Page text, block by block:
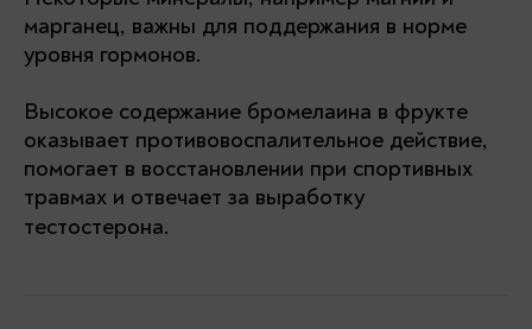
марганец, важны для поддержания в норме
уровня гормонов.
Высокое содержание бромелаина в фрукте
оказывает противовоспалительное действие,
помогает в восстановлении при спортивных
травмах и отвечает за выработку
тестостерона.